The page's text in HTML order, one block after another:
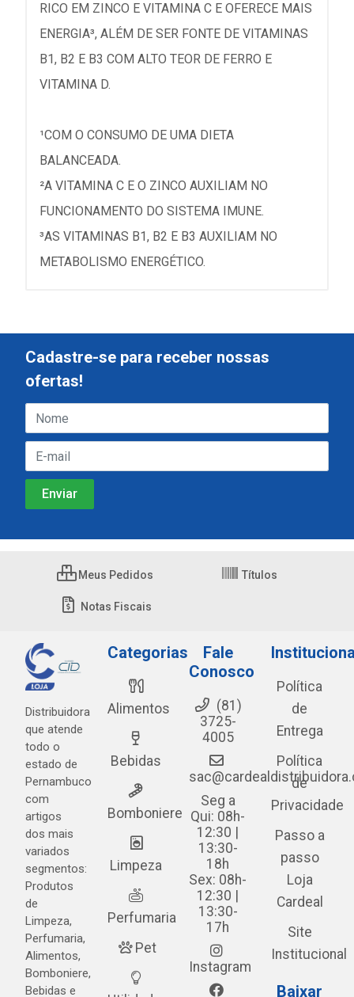
RICO EM ZINCO E VITAMINA C E OFERECE MAIS
ENERGIA³, ALÉM DE SER FONTE DE VITAMINAS
B1, B2 E B3 COM ALTO TEOR DE FERRO E
VITAMINA D.
¹COM O CONSUMO DE UMA DIETA
BALANCEADA.
²A VITAMINA C E O ZINCO AUXILIAM NO
FUNCIONAMENTO DO SISTEMA IMUNE.
³AS VITAMINAS B1, B2 E B3 AUXILIAM NO
METABOLISMO ENERGÉTICO.
Cadastre-se para receber nossas
ofertas!
Meus Pedidos Títulos
Notas Fiscais
Distribuidora
que atende
todo o
estado de
Pernambuco
com
artigos
dos mais
variados
segmentos:
Produtos
de
Limpeza,
Perfumaria,
Alimentos,
Bomboniere,
Bebidas e
Categorias
Alimentos
Bebidas
Bomboniere
Limpeza
Perfumaria
Pet
Fale
Conosco
(81)
3725-
4005
Seg a
Qui: 08h-
12:30 |
13:30-
18h
Sex: 08h-
12:30 |
13:30-
17h
Instagram
Política
de
Entrega
Política
de
Privacidade
Passo a
passo
Loja
Cardeal
Site
Institucional
Baixar